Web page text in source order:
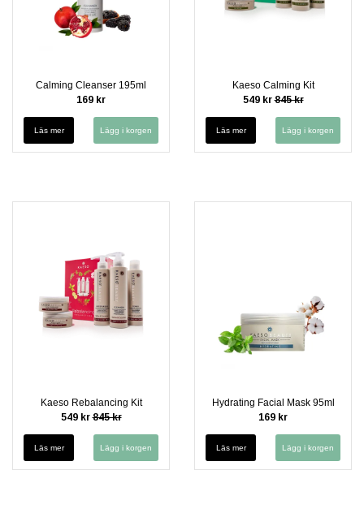
Calming Cleanser 195ml
169 kr
Läs mer
Kaeso Calming Kit
549 kr845 kr
Läs mer
Kaeso Rebalancing Kit
549 kr845 kr
Läs mer
Hydrating Facial Mask 95ml
169 kr
Läs mer